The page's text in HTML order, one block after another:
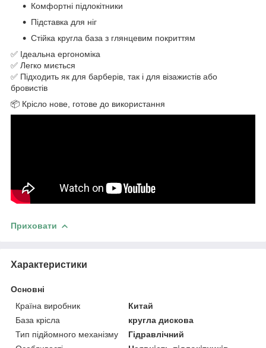
Комфортні підлокітники
Підставка для ніг
Стійка кругла база з глянцевим покриттям
✅ Ідеальна ергономіка
✅ Легко миється
✅ Підходить як для барберів, так і для візажистів або
бровистів
📦 Крісло нове, готове до використання
Приховати
Характеристики
Основні
Країна виробник
Китай
База крісла
кругла дискова
Тип підйомного механізму
Гідравлічний